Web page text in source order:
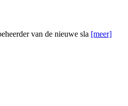
van de nieuwe sla [meer]